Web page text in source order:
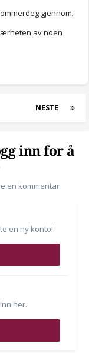
gjennom.
av noen
NESTE
inn for å
en kommentar
en ny konto!
her.